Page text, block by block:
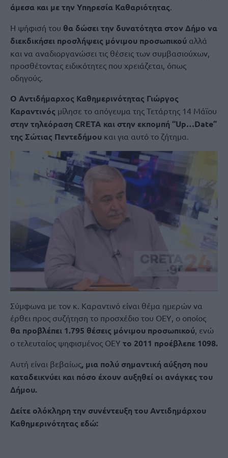
άμεσα και με την Υπηρεσία Καθαριότητας.
Η ψήφισή του θα δώσει την δυνατότητα στον Δήμο να
διεκδικήσει προσλήψεις μόνιμου προσωπικού αλλά
και να αναδιοργανώσει τις θέσεις των συμβασιούχων,
προσθέτοντας ειδικότητες που χρειάζεται, όπως
οδηγούς.
Ο Αντιδήμαρχος Καθημερινότητας Γιώργος
Καραντινός μίλησε το απόγευμα της Τετάρτης 14 Μάϊου
στην τηλεόραση CRETA και στην εκπομπή “Up…Date”
της Σώτιας Πεντεδήμου και για αυτό το ζήτημα.
Σύμφωνα με τον κ. Καραντινό είναι θέμα ημερών να
έρθει προς συζήτηση το προσχέδιο του ΟΕΥ, ο οποίος
θα προβλέπει 1.795 θέσεις μόνιμου προσωπικού, ενώ
ο τελευταίος ψηφισμένος ΟΕΥ το 2011 προέβλεπε 1098.
Αυτή είναι βεβαίως, μια πολύ σημαντική αύξηση που
καταδεικνύει και πόσο έχουν αυξηθεί οι ανάγκες του
Δήμου.
Δείτε ολόκληρη την συνέντευξη του Αντιδημάρχου
Καθημερινότητας εδώ: